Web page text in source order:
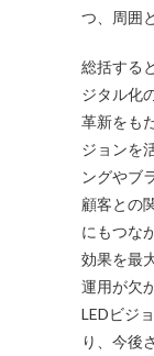
つ、周囲
総括する
ジタル化
革新をも
ジョンを
ングやブ
顧客との
にもつな
効果を最
運用が欠
LEDビジ
り、今後